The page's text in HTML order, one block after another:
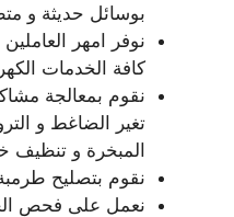
بوسائل حديثة و
نوفر امهر
كافة الخدمات
نقوم بمعالجة
تغير الضاغط و
المبخرة و تنظيف
نقوم بتصليح
نعمل على فحص